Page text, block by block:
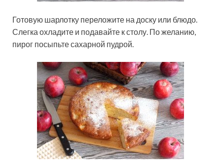
Готовую шарлотку переложите на доску или блюдо.
Слегка охладите и подавайте к столу. По желанию,
пирог посыпьте сахарной пудрой.